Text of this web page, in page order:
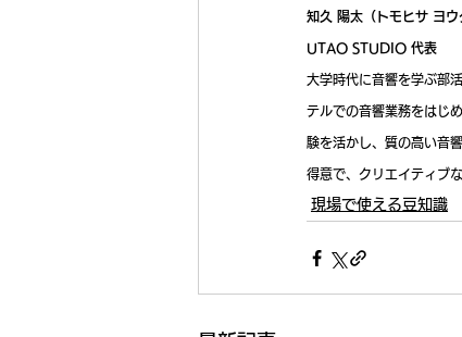
知久 陽太（トモヒサ ヨウ
UTAO STUDIO 代表
大学時代に音響を学ぶ部
テルでの音響業務をはじ
験を活かし、質の高い音
得意で、クリエイティブ
現場で使える豆知識